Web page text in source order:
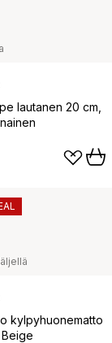
lautanen 20 cm,
kylpyhuonematto